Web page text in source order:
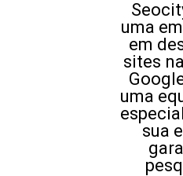
uma
em
sites
uma
sua